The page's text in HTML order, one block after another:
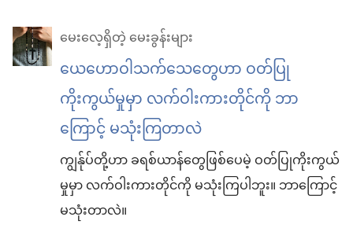
မေးလေ့ရှိတဲ့ မေးခွန်းများ
ယေဟောဝါသက်သေတွေဟာ ဝတ်ပြု
ကိုးကွယ်မှုမှာ လက်ဝါးကားတိုင်ကို ဘာ
ကြောင့် မသုံးကြတာလဲ
ကျွန်ုပ်တို့ဟာ ခရစ်ယာန်တွေဖြစ်ပေမဲ့ ဝတ်ပြုကိုးကွယ်
မှုမှာ လက်ဝါးကားတိုင်ကို မသုံးကြပါဘူး။ ဘာကြောင့်
မသုံးတာလဲ။